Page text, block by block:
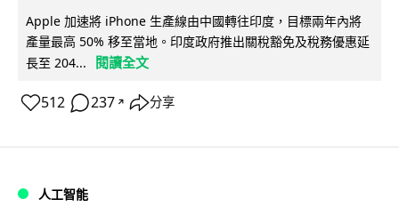
Apple 加速將 iPhone 生產線由中國轉往印度，目標兩年內將
產量最高 50% 移至當地。印度政府推出關稅豁免及稅務優惠延
長至 204...
閱讀全文
512 237 ↗ 分享
人工智能